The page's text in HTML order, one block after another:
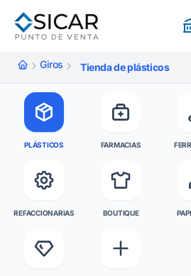
Giros Tienda de plásticos
PLÁSTICOS FARMACIAS
REFACCIONARIAS BOUTIQUE